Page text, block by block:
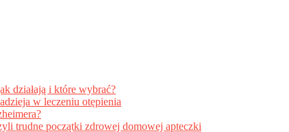
działają i które wybrać?
w leczeniu otępienia
trudne początki zdrowej domowej apteczki